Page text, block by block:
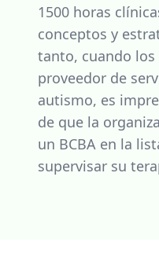
1500 horas
conceptos y
tanto, cuando los
proveedor de
autismo, es
de que la
un BCBA en la
supervisar su